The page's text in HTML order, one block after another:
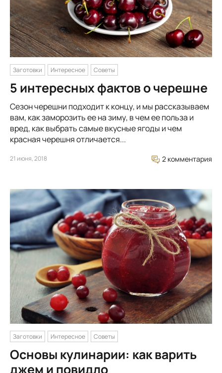
Заготовки Интересное Советы
5 интересных фактов о черешне
Сезон черешни подходит к концу, и мы рассказываем
вам, как заморозить ее на зиму, в чем ее польза и
вред, как выбрать самые вкусные ягоды и чем
красная черешня отличается...
21 июня, 2018 2 комментария
Заготовки Интересное Советы
Основы кулинарии: как варить
джем и повидло